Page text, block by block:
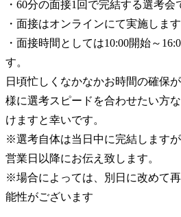
・60分の面接1回で完結する選考会
・面接はオンラインにて実施します
・面接時間としては10:00開始～
す。
日頃忙しくなかなかお時間の確保
様に選考スピードを合わせたい方
けますと幸いです。
※選考自体は当日中に完結します
営業日以降にお伝え致します。
※場合によっては、別日に改めて
能性がございます